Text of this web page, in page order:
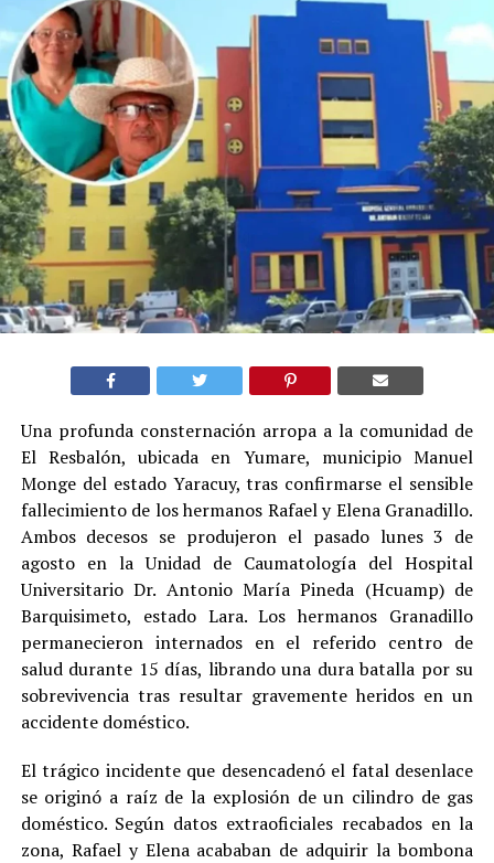
Una profunda consternación arropa a la comunidad de
El Resbalón, ubicada en Yumare, municipio Manuel
Monge del estado Yaracuy, tras confirmarse el sensible
fallecimiento de los hermanos Rafael y Elena Granadillo.
Ambos decesos se produjeron el pasado lunes 3 de
agosto en la Unidad de Caumatología del Hospital
Universitario Dr. Antonio María Pineda (Hcuamp) de
Barquisimeto, estado Lara. Los hermanos Granadillo
permanecieron internados en el referido centro de
salud durante 15 días, librando una dura batalla por su
sobrevivencia tras resultar gravemente heridos en un
accidente doméstico.
El trágico incidente que desencadenó el fatal desenlace
se originó a raíz de la explosión de un cilindro de gas
doméstico. Según datos extraoficiales recabados en la
zona, Rafael y Elena acababan de adquirir la bombona